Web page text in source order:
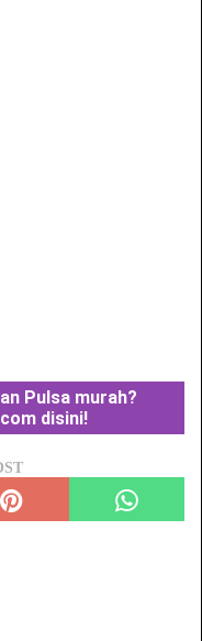
Pulsa murah?
disini!